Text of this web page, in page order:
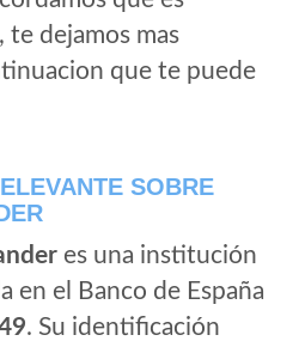
, te dejamos mas
que te puede
SOBRE
es una institución
en el Banco de España
. Su identificación